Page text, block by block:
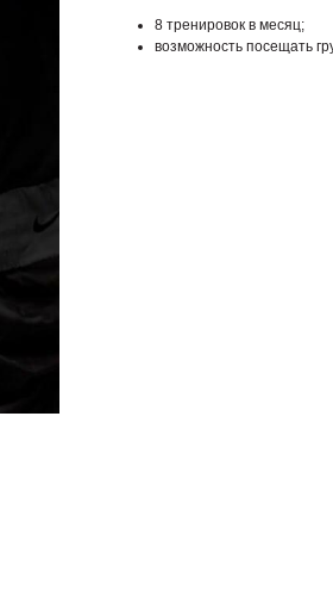
8 тренировок в месяц;
возможность посещать